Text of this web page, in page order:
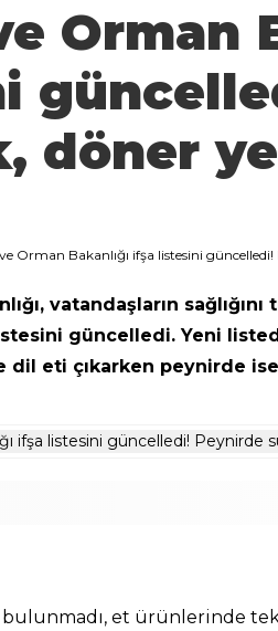
Orman
döner
Orman Bakanlığı ifşa listesini
vatandaşların
güncelledi. Yeni
dil eti çıkarken peynirde
et ürünlerinde tek